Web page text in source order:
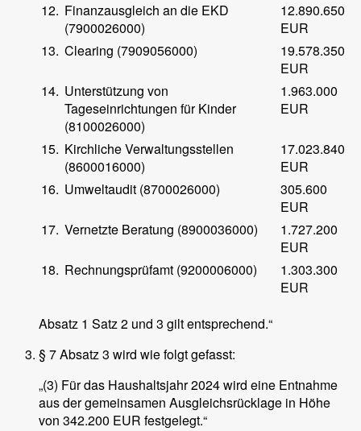
12. Finanzausgleich an die EKD
(7900026000)
12.890.650
EUR
13. Clearing (7909056000)
19.578.350
EUR
14. Unterstützung von
Tageseinrichtungen für Kinder
(8100026000)
1.963.000
EUR
15. Kirchliche Verwaltungsstellen
(8600016000)
17.023.840
EUR
16. Umweltaudit (8700026000)
305.600
EUR
17. Vernetzte Beratung (8900036000)
1.727.200
EUR
18. Rechnungsprüfamt (9200006000)
1.303.300
EUR
Absatz 1 Satz 2 und 3 gilt entsprechend.“
§ 7 Absatz 3 wird wie folgt gefasst:
„(3) Für das Haushaltsjahr 2024 wird eine Entnahme
aus der gemeinsamen Ausgleichsrücklage in Höhe
von 342.200 EUR festgelegt.“